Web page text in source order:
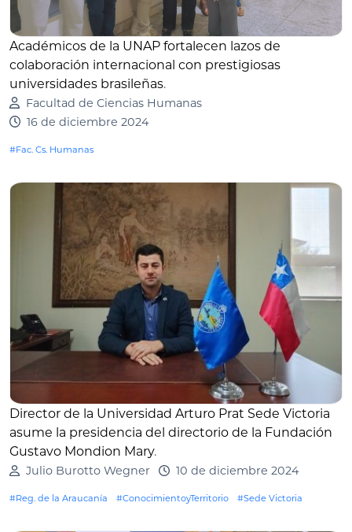
Académicos de la UNAP fortalecen lazos de
colaboración internacional con prestigiosas
universidades brasileñas.
Facultad de Ciencias Humanas
16 de diciembre 2024
#Fac. Cs. Humanas
Director de la Universidad Arturo Prat Sede Victoria
asume la presidencia del directorio de la Fundación
Gustavo Mondion Mary.
Julio Burotto Wegner 10 de diciembre 2024
#Reg. de la Araucanía #ConocimientoyTerritorio #Sede Victoria